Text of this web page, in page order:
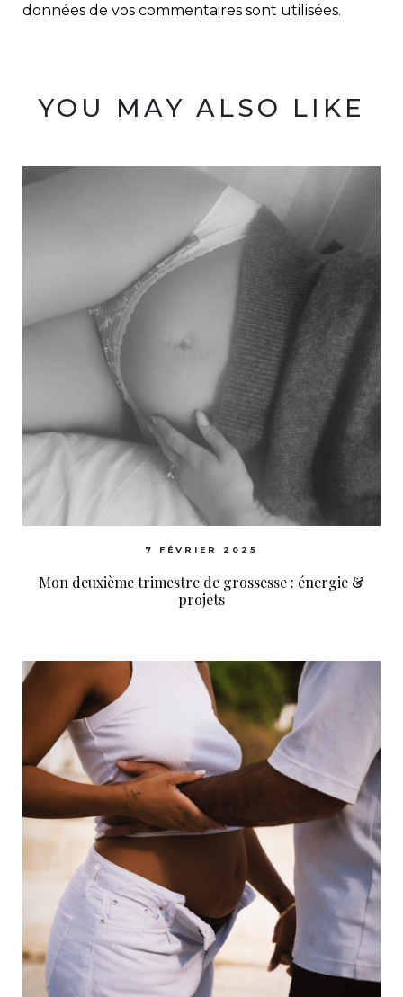
données de vos commentaires sont utilisées.
YOU MAY ALSO LIKE
7 FÉVRIER 2025
Mon deuxième trimestre de grossesse : énergie &
projets